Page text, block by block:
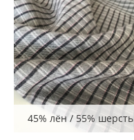
45% лён / 55% шерсть